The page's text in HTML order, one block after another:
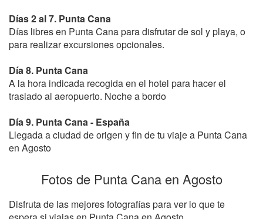
Días 2 al 7. Punta Cana
Días libres en Punta Cana para disfrutar de sol y playa, o
para realizar excursiones opcionales.
Día 8. Punta Cana
A la hora indicada recogida en el hotel para hacer el
traslado al aeropuerto. Noche a bordo
Día 9. Punta Cana - España
Llegada a ciudad de origen y fin de tu viaje a Punta Cana
en Agosto
Fotos de Punta Cana en Agosto
Disfruta de las mejores fotografías para ver lo que te